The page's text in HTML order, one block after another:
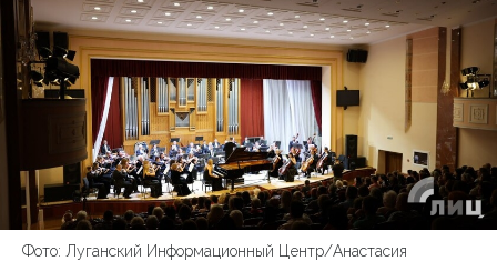
Фото: Луганский Информационный Центр/Анастасия